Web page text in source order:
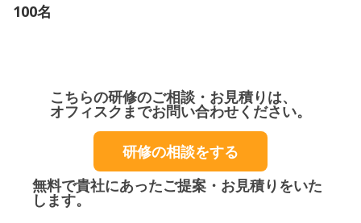
100名
こちらの研修のご相談・お見積りは、
オフィスクまでお問い合わせください。
研修の相談をする
無料で貴社にあったご提案・お見積りをいた
します。